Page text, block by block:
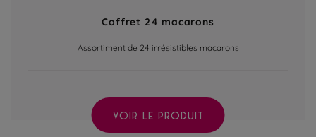
Coffret 24 macarons
Assortiment de 24 irrésistibles macarons
VOIR LE PRODUIT